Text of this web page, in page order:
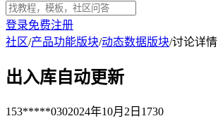
登录免费注册
社区/产品功能版块/动态数据版块/讨论详情
出入库自动更新
153*****0302024年10月2日 1730